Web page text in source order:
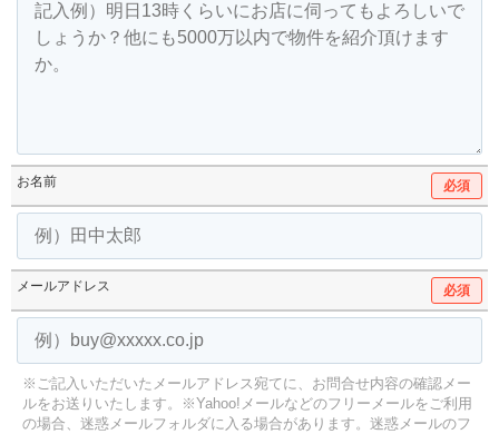
お名前 必須
メールアドレス 必須
※ご記入いただいたメールアドレス宛てに、お問合せ内容の確認メー
ルをお送りいたします。
※Yahoo!メールなどのフリーメールをご利用
の場合、迷惑メールフォルダに入る場合があります。 迷惑メールのフ